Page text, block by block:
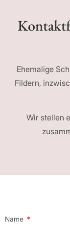
Ehemalige
Fildern,
Wir stellen
Name